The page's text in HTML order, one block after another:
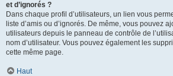
et d’ignorés ?
Dans chaque profil d’utilisateurs, un lien vous
liste d’amis ou d’ignorés. De même, vous pouvez
utilisateurs depuis le panneau de contrôle de
nom d’utilisateur. Vous pouvez également les
cette même page.
Haut